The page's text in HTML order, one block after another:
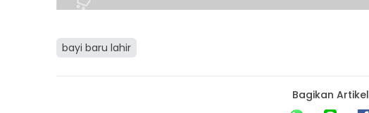
bayi baru lahir
Bagikan Artikel